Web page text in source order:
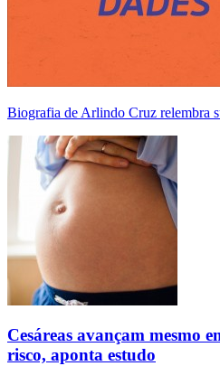
Biografia de Arlindo Cruz relembra
Cesáreas avançam mesmo
risco, aponta estudo